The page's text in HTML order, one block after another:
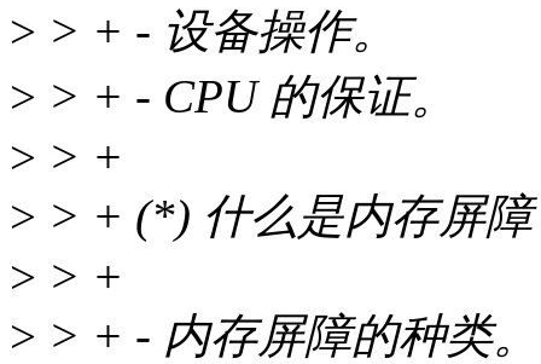
> > + - 设备操作。
> > + - CPU 的保证。
> > +
> > + (*) 什么是内存屏
> > +
> > + - 内存屏障的种类。